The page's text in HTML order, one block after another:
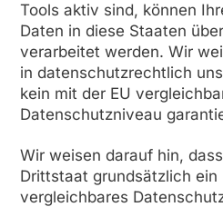
Tools aktiv sind, können
Daten in diese Staaten
verarbeitet werden. Wir
in datenschutzrechtlich
kein mit der EU
Datenschutzniveau
Wir weisen darauf hin,
Drittstaat grundsätzlich ein
vergleichbares